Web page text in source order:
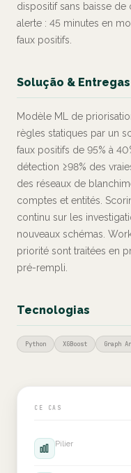
dispositif sans baisse de
alerte : 45 minutes en
faux positifs.
Solução & Entregas
Modèle ML de
règles statiques par un
faux positifs de 95% à
détection ≥98% des
des réseaux de
comptes et entités.
continu sur les
nouveaux schémas.
priorité sont traitées en
pré-rempli.
Tecnologias
Python XGBoost Graph
CE CAS
Pilier